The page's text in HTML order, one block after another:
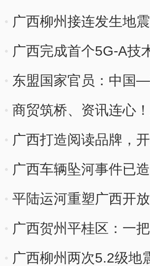
广西柳州接连发生地
广西完成首个5G-A技
东盟国家官员：中国
商贸筑桥、资讯连心
盟？
广西打造阅读品牌，
广西车辆坠河事件已
平陆运河重塑广西开
广西贺州平桂区：一
广西柳州两次5.2级地